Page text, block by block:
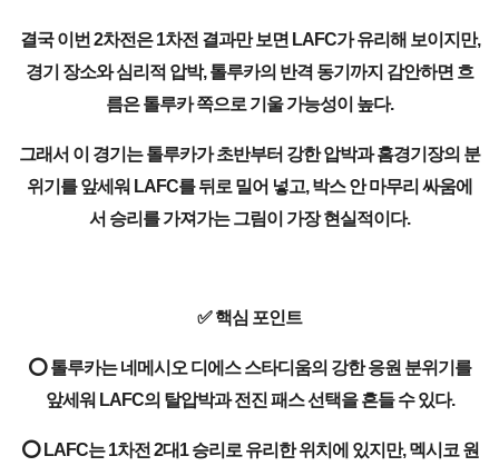
결국 이번 2차전은 1차전 결과만 보면 LAFC가 유리해 보이지만,
경기 장소와 심리적 압박, 톨루카의 반격 동기까지 감안하면 흐
름은 톨루카 쪽으로 기울 가능성이 높다.
그래서 이 경기는 톨루카가 초반부터 강한 압박과 홈경기장의 분
위기를 앞세워 LAFC를 뒤로 밀어 넣고, 박스 안 마무리 싸움에
서 승리를 가져가는 그림이 가장 현실적이다.
✅ 핵심 포인트
⭕ 톨루카는 네메시오 디에스 스타디움의 강한 응원 분위기를
앞세워 LAFC의 탈압박과 전진 패스 선택을 흔들 수 있다.
⭕ LAFC는 1차전 2대1 승리로 유리한 위치에 있지만, 멕시코 원